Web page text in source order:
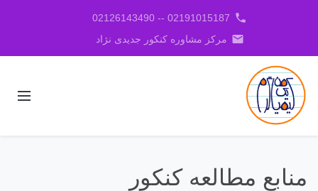
phone
02191015187 -- 02126143490
email مرکز مشاوره کنکور جدیدی نژاد
منابع مطالعه کنکور